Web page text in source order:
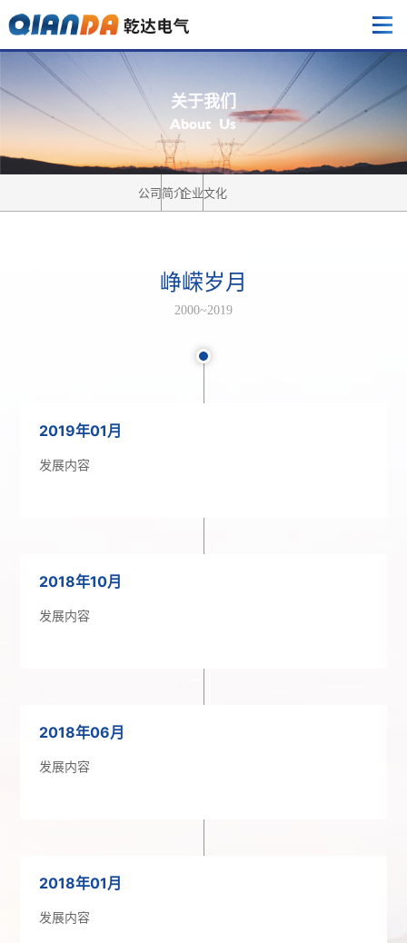
关于我们
About Us
公司简介企业文化
峥嵘岁月
2000~2019
2019年01月
发展内容
2018年10月
发展内容
2018年06月
发展内容
2018年01月
发展内容